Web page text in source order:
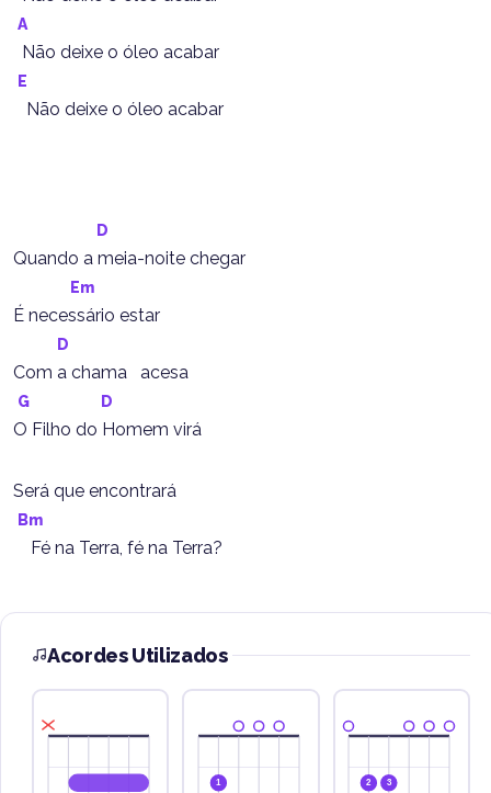
A
Não deixe o óleo acabar
E
Não deixe o óleo acabar
D
Quando a meia-noite chegar
Em
É necessário estar
D
Com a chama   acesa
G D
O Filho do Homem virá
Será que encontrará
Bm
Fé na Terra, fé na Terra?
Acordes Utilizados
1 2 3